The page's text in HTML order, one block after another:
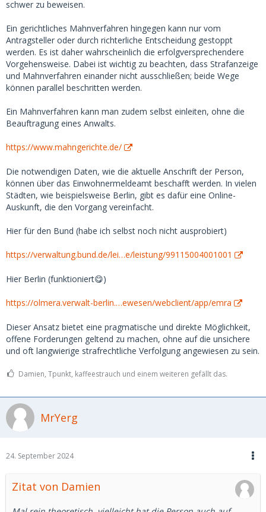
Ich fragte sie umgehend per Videocall, weshalb die Tickets
sie schaue das an und melde sich wieder... blockierte mich
nach diesem Anruf aber natürlich umgehend (in Telegram
und auf MSD) und löschte den ganzen Chatverlauf. Ich
konnte gerade noch Screenshots des ganzen Chats machen,
diese wären also als Beweismittel für eine Anzeige durchaus
vorhanden. Nur, ob sich der ganze Aufwand lohnt?
Ich konnte den Scam nur aufdecken, weil mir einfiel, dass
ich mit der Auftragsnummer und dem (offenbar echten)
zu spät, die 200 Euro waren weg. Eine technisch wenig
und würde erwartungsfroh am Bahnhof stehen - und
natürlich niemanden antreffen.
Die Userin habe ich natürlich sofort bei MSD, Gmail,
Userin nach etwa 2 Stunden entfernt. Das Geld via Paypal
solchen Überweisungen keinen Käuferschutz gibt.
Kreditkarte, die bei Paypal hinterlegt ist. Wenn ich das
es gewisse Chancen geben. Vorerst habe ich der Userin
10 Uhr Zeit hat, die Kohle zurückzuzahlen, ohne dass ich
weitere Schritte einleite.
schwer zu beweisen.
Ein gerichtliches Mahnverfahren hingegen kann nur vom
Antragsteller oder durch richterliche Entscheidung gestoppt
werden. Es ist daher wahrscheinlich die erfolgversprechendere
Vorgehensweise. Dabei ist wichtig zu beachten, dass Strafanzeige
und Mahnverfahren einander nicht ausschließen; beide Wege
können parallel beschritten werden.
Ein Mahnverfahren kann man zudem selbst einleiten, ohne die
Beauftragung eines Anwalts.
https://www.mahngerichte.de/
Die notwendigen Daten, wie die aktuelle Anschrift der Person,
können über das Einwohnermeldeamt beschafft werden. In vielen
Städten, wie beispielsweise Berlin, gibt es dafür eine Online-
Auskunft, die den Vorgang vereinfacht.
Hier für den Bund (habe ich selbst noch nicht ausprobiert)
https://verwaltung.bund.de/lei…e/leistung/99115004001001
Hier Berlin (funktioniert😋)
https://olmera.verwalt-berlin.…ewesen/webclient/app/emra
Dieser Ansatz bietet eine pragmatische und direkte Möglichkeit,
offene Forderungen geltend zu machen, ohne auf die unsichere
und oft langwierige strafrechtliche Verfolgung angewiesen zu sein.
Damien, Tpunkt, kaffeestrauch und einem weiteren gefällt das.
MrYerg
24. September 2024
Zitat von Damien